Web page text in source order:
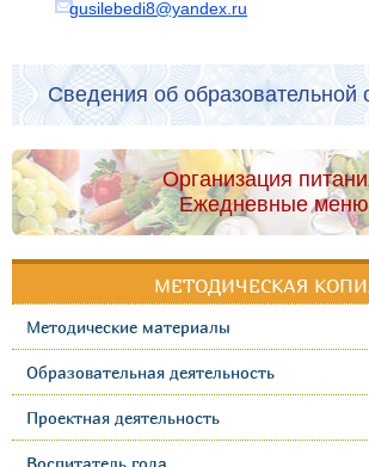
gusilebedi8@yandex.ru
Сведения об образовательной
Организация
Ежедневные меню
МЕТОДИЧЕСКАЯ
Методические материалы
Образовательная деятельность
Проектная деятельность
Воспитатель года